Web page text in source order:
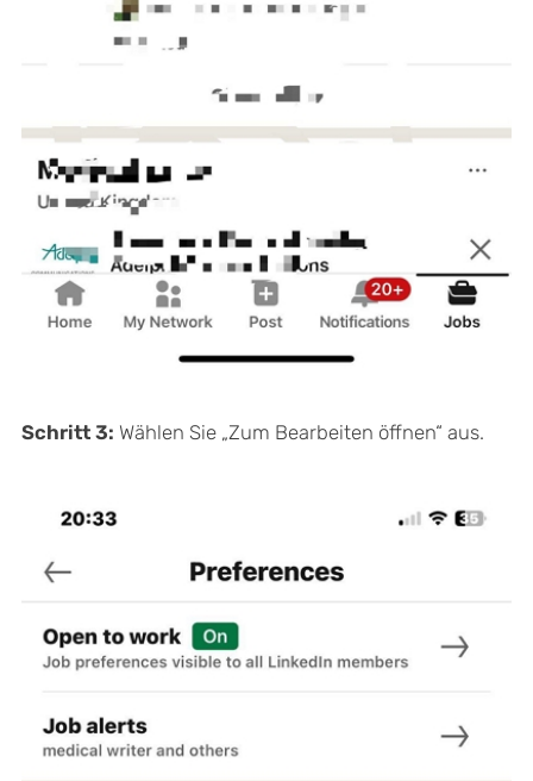
Schritt 3: Wählen Sie „Zum Bearbeiten öffnen“ aus.